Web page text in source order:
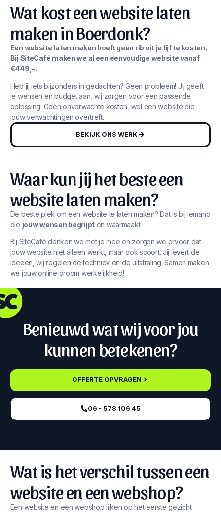
Wat kost een website laten
maken in Boerdonk?
Een website laten maken hoeft geen rib uit je lijf te kosten.
Bij SiteCafé maken we al een eenvoudige website vanaf
€449,-.
Heb jij iets bijzonders in gedachten? Geen probleem! Jij geeft
je wensen en budget aan, wij zorgen voor een passende
oplossing. Geen onverwachte kosten, wel een website die
jouw verwachtingen overtreft.
BEKIJK ONS WERK
Waar kun jij het beste een
website laten maken?
De beste plek om een website te laten maken? Dat is bij iemand
die jouw wensen begrijpt én waarmaakt.
Bij SiteCafé denken we met je mee en zorgen we ervoor dat
jouw website niet alleen werkt, maar ook scoort. Jij levert de
ideeën, wij regelen de techniek én de uitstraling. Samen maken
we jouw online droom werkelijkheid!
Benieuwd wat wij voor jou
kunnen betekenen?
OFFERTE OPVRAGEN
06 - 578 106 45‬
Wat is het verschil tussen een
website en een webshop?
Een website en een webshop lijken op het eerste gezicht